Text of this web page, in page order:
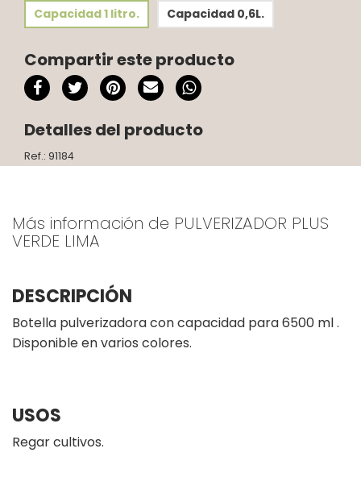
Capacidad 1 litro. Capacidad 0,6L.
Compartir este producto
Detalles del producto
Ref.: 91184
Más información de PULVERIZADOR PLUS
VERDE LIMA
DESCRIPCIÓN
Botella pulverizadora con capacidad para 6500 ml .
Disponible en varios colores.
USOS
Regar cultivos.